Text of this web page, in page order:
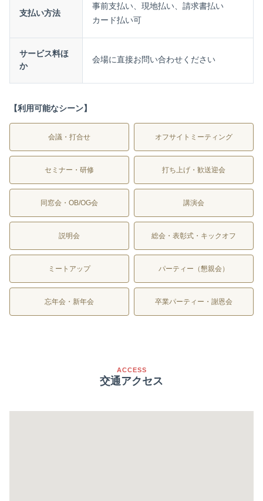
支払い方法
事前支払い、現地払い、請求書払い
カード払い可
サービス料ほ
か
会場に直接お問い合わせください
【利用可能なシーン】
会議・打合せ オフサイトミーティング
セミナー・研修 打ち上げ・歓送迎会
同窓会・OB/OG会 講演会
説明会 総会・表彰式・キックオフ
ミートアップ パーティー（懇親会）
忘年会・新年会 卒業パーティー・謝恩会
ACCESS
交通アクセス